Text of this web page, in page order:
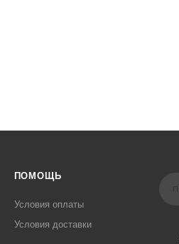
ПОМОЩЬ
Условия оплаты
Условия доставки